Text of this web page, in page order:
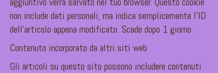
non include dati personali, ma indica semplicemente l’ID
dell’articolo appena modificato. Scade dopo 1 giorno.
Contenuto incorporato da altri siti web
Gli articoli su questo sito possono includere contenuti